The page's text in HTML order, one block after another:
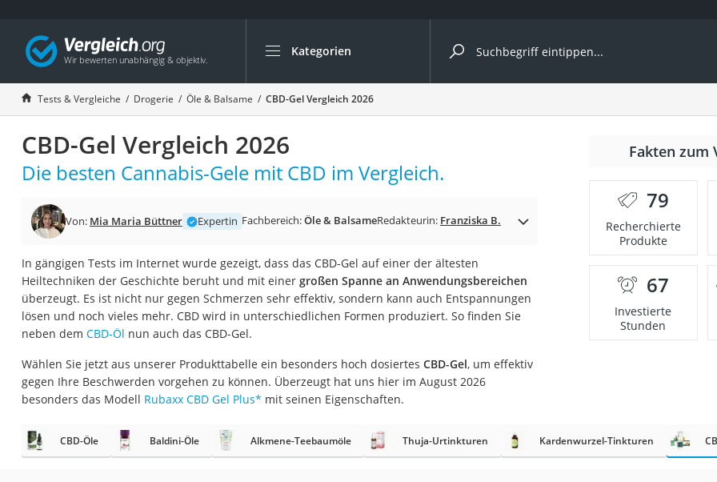
Kategorien
Die beliebtesten Vergleiche nach Kategorie
Drogerie
Inhalator
Haarschneider
Rollator
Katzenklappe (Chip)
Masturbator
Massagepistole
Epilierer
Eiweißpulver
Magnesiumpräparat
Nackenmassagegerät
Tests & Vergleiche Drogerie Öle & Balsame CBD-Gel Vergleich 2026
CBD-Gel Vergleich 2026
Die besten Cannabis-Gele mit CBD im Vergleich.
Von: Mia Maria Büttner Expertin Fachbereich:Öle & BalsameRedakteurin: Franziska B.
In gängigen Tests im Internet wurde gezeigt, dass das CBD-Gel auf einer der ältesten
Heiltechniken der Geschichte beruht und mit einer großen Spanne an Anwendungsbereichen
überzeugt. Es ist nicht nur gegen Schmerzen sehr effektiv, sondern kann auch Entspannungen
lösen und noch vieles mehr. CBD wird in unterschiedlichen Formen produziert. So finden Sie
neben dem CBD-Öl nun auch das CBD-Gel.
Wählen Sie jetzt aus unserer Produkttabelle ein besonders hoch dosiertes CBD-Gel, um effektiv
gegen Ihre Beschwerden vorgehen zu können. Überzeugt hat uns hier im August 2026
besonders das Modell Rubaxx CBD Gel Plus* mit seinen Eigenschaften.
Fakten zum
79
Recherchierte
Produkte
67
Investierte
Stunden
CBD-Öle Baldini-Öle Alkmene-Teebaumöle Thuja-Urtinkturen Kardenwurzel-Tinkturen